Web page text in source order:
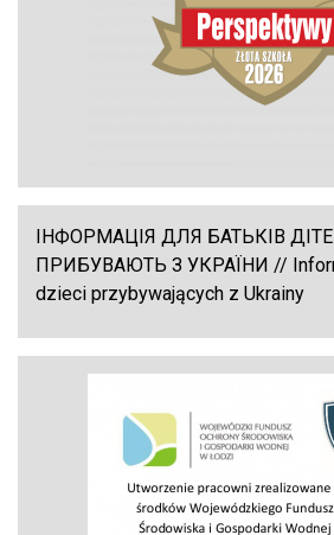
ІНФОРМАЦІЯ ДЛЯ БАТЬКІВ
ПРИБУВАЮТЬ З УКРАЇНИ //
dzieci przybywających z Ukrainy